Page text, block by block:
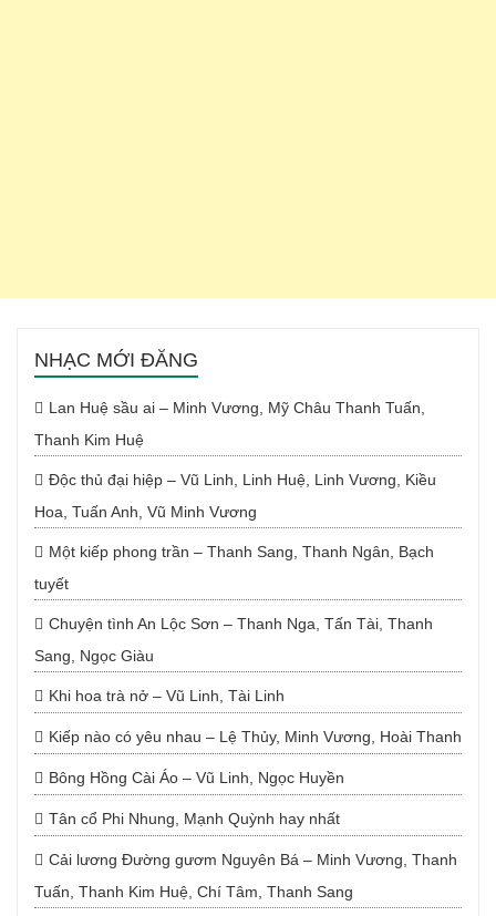
NHẠC MỚI ĐĂNG
Lan Huệ sầu ai – Minh Vương, Mỹ Châu Thanh Tuấn,
Thanh Kim Huệ
Độc thủ đại hiệp – Vũ Linh, Linh Huệ, Linh Vương, Kiều
Hoa, Tuấn Anh, Vũ Minh Vương
Một kiếp phong trần – Thanh Sang, Thanh Ngân, Bạch
tuyết
Chuyện tình An Lộc Sơn – Thanh Nga, Tấn Tài, Thanh
Sang, Ngọc Giàu
Khi hoa trà nở – Vũ Linh, Tài Linh
Kiếp nào có yêu nhau – Lệ Thủy, Minh Vương, Hoài Thanh
Bông Hồng Cài Áo – Vũ Linh, Ngọc Huyền
Tân cổ Phi Nhung, Mạnh Quỳnh hay nhất
Cải lương Đường gươm Nguyên Bá – Minh Vương, Thanh
Tuấn, Thanh Kim Huệ, Chí Tâm, Thanh Sang